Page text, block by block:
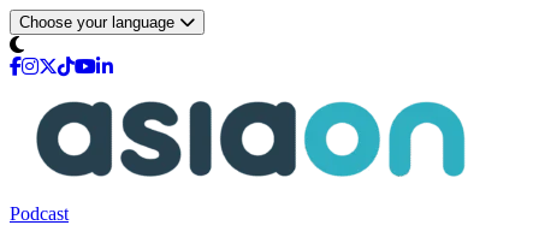
Choose your language
Podcast